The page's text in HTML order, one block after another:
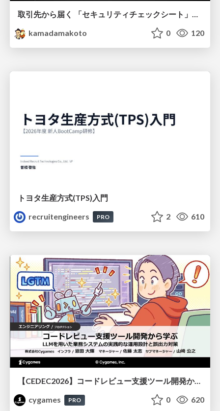
取引先から届く 「セキュリティチェックシート」の読み解き方
kamadamakoto
0 120
トヨタ⽣産⽅式(TPS)⼊⾨
recruitengineers
PRO 2 610
【CEDEC2026】コードレビュー支援ツール開発から学ぶ：LLMを用いた業務システムの実践的な運用設計と誤出力対策
cygames
PRO 0 620